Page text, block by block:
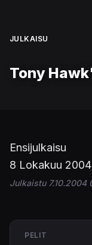
JULKAISU
Tony
Ensijulkaisu
8 Lokakuu 2004
Julkaistu 7.10.2004
PELIT